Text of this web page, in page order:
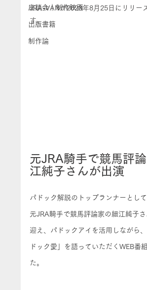
座談会｜制作映画
出版書籍
制作論
JRA-VANが2023年8月25日にリリー
す。
元JRA騎手で競馬評
江純子さんが出演
パドック解説のトップランナーとして
元JRA騎手で競馬評論家の細江純子
迎え、パドックアイを活用しながら
ドック愛」を語っていただくWEB番
た。